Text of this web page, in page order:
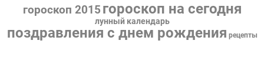
гороскоп 2015 гороскоп на сегодня
лунный календарь
поздравления с днем рождения рецепты